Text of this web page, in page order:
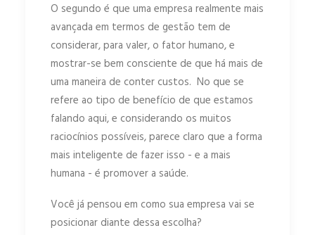
O segundo é que uma empresa realmente mais
avançada em termos de gestão tem de
considerar, para valer, o fator humano, e
mostrar-se bem consciente de que há mais de
uma maneira de conter custos. No que se
refere ao tipo de benefício de que estamos
falando aqui, e considerando os muitos
raciocínios possíveis, parece claro que a forma
mais inteligente de fazer isso - e a mais
humana - é promover a saúde.
Você já pensou em como sua empresa vai se
posicionar diante dessa escolha?